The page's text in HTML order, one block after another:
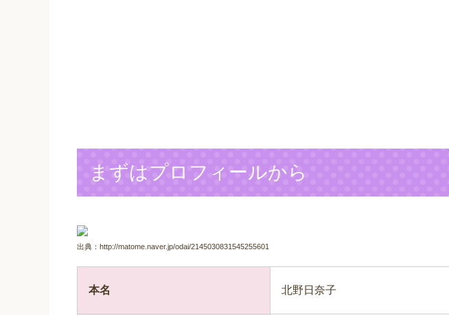
まずはプロフィールから
出典：http://matome.naver.jp/odai/2145030831545255601
本名 北野日奈子